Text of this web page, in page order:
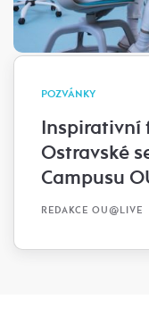
POZVÁNKY
Inspirativní
Ostravské
Campusu
REDAKCE OU@LIVE